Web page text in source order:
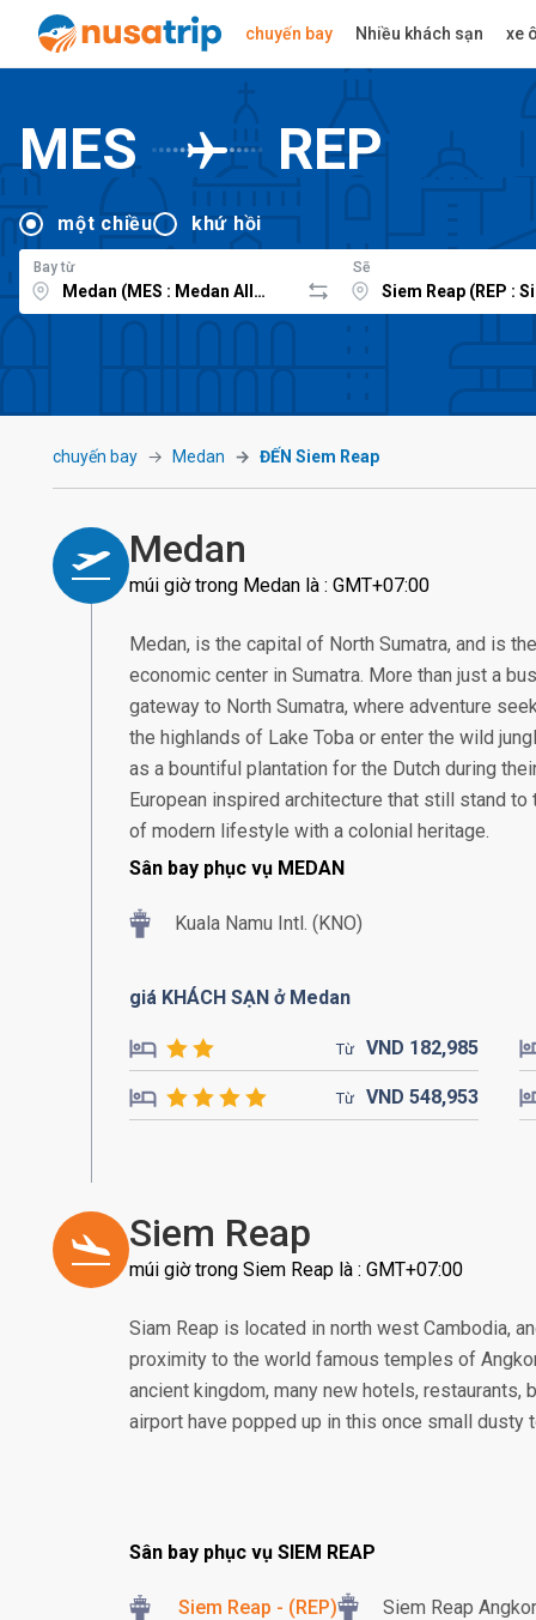
chuyến bay Nhiều khách sạn xe
MES REP
một chiều khứ hồi
Bay từ Sẽ
chuyến bay Medan ĐẾN Siem Reap
Medan
múi giờ trong Medan là : GMT+07:00
Medan, is the capital of North Sumatra, and is
economic center in Sumatra. More than just a
gateway to North Sumatra, where adventure
the highlands of Lake Toba or enter the wild
as a bountiful plantation for the Dutch during
European inspired architecture that still stand
of modern lifestyle with a colonial heritage.
Sân bay phục vụ MEDAN
Kuala Namu Intl. (KNO)
giá KHÁCH SẠN ở Medan
Từ VND 182,985
Từ VND 548,953
Siem Reap
múi giờ trong Siem Reap là : GMT+07:00
Siam Reap is located in north west Cambodia,
proximity to the world famous temples of
ancient kingdom, many new hotels, restaurants,
airport have popped up in this once small dusty
Sân bay phục vụ SIEM REAP
Siem Reap - (REP) Siem Reap